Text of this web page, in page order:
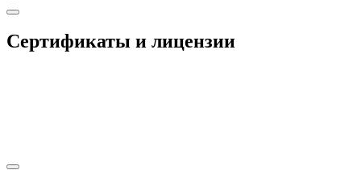
Сертификаты и лицензии